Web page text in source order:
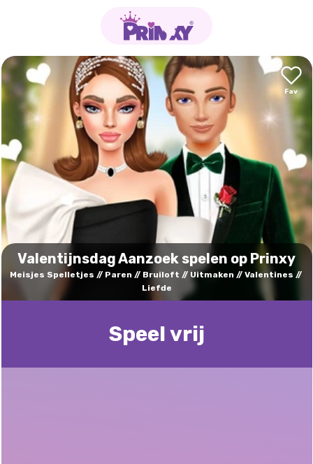
Valentijnsdag Aanzoek spelen op Prinxy
Meisjes Spelletjes Paren Bruiloft Uitmaken
Valentines
Liefde
Speel vrij